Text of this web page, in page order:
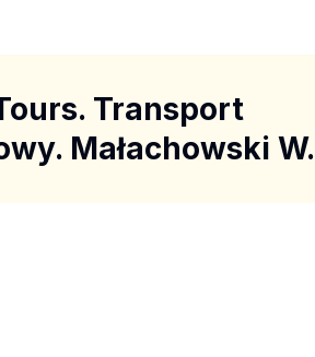
Transport
Małachowski W.